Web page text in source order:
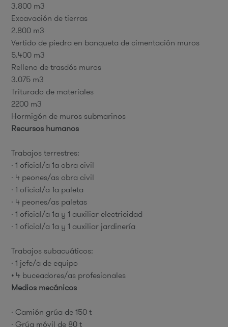
3.800 m3
Excavación de tierras
2.800 m3
Vertido de piedra en banqueta de cimentación muros
5.400 m3
Relleno de trasdós muros
3.075 m3
Triturado de materiales
2200 m3
Hormigón de muros submarinos
Recursos humanos
Trabajos terrestres:
· 1 oficial/a 1ª obra civil
· 4 peones/as obra civil
· 1 oficial/a 1ª paleta
· 4 peones/as paletas
· 1 oficial/a 1ª y 1 auxiliar electricidad
· 1 oficial/a 1ª y 1 auxiliar jardinería
Trabajos subacuáticos:
· 1 jefe/a de equipo
• 4 buceadores/as profesionales
Medios mecánicos
· Camión grúa de 150 t
· Grúa móvil de 80 t